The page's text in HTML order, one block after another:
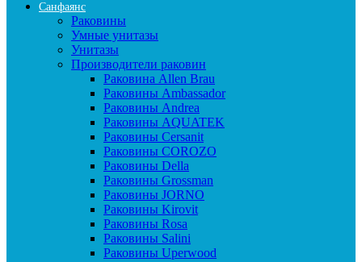
Санфаянс
Раковины
Умные унитазы
Унитазы
Производители раковин
Раковина Allen Brau
Раковины Ambassador
Раковины Andrea
Раковины AQUATEK
Раковины Cersanit
Раковины COROZO
Раковины Della
Раковины Grossman
Раковины JORNO
Раковины Kirovit
Раковины Rosa
Раковины Salini
Раковины Uperwood